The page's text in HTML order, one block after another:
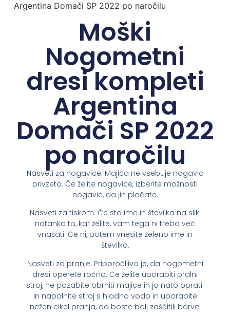
Argentina Domači SP 2022 po naročilu
Moški
Nogometni
dresi kompleti
Argentina
Domači SP 2022
po naročilu
Nasveti za nogavice: Majica ne vsebuje nogavic
privzeto. Če želite nogavice, izberite možnosti
nogavic, da jih plačate.
Nasveti za tiskom: Če sta ime in številka na sliki
natanko to, kar želite, vam tega ni treba več
vnašati. Če ni, potem vnesite želeno ime in
številko.
Nasveti za pranje: Priporočljivo je, da nogometni
dresi operete ročno. Če želite uporabiti pralni
stroj, ne pozabite obrniti majice in jo nato oprati.
In napolnite stroj s hladno vodo in uporabite
nežen cikel pranja, da boste bolj zaščitili barve.